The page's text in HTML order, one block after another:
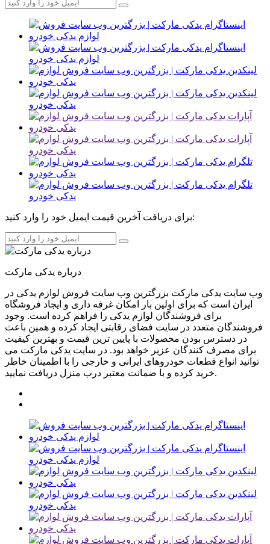
برای دریافت آخرین قیمت ایمیل خود را وارد کنید:
درباره یدکی مارکت
وب سایت یدکی مارکت بزرگترین وب سایت فروش لوازم یدکی در
ایران است که برای اولین بار امکان غرفه داری و ایجاد فروشگاه
برای فروشندگان لوازم یدکی را فراهم کرده است. وجود
فروشندگان متعدد در سایت فضای رقابتی ایجاد کرده و همین باعث
در دسترس بودن محصولات با پایین ترین قیمت و بهترین کیفیت
برای مصرف کنندگان عزیر خواهد بود. در سایت یدکی مارکت می
توانید انواع قطعات خودروهای ایرانی و خارجی را با اطمینان خاطر
خرید کرده و با ضمانت معتبر درب منزل دریافت نمایید.